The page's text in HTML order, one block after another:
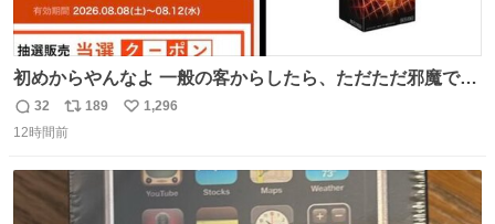
初めからやんなよ 一般の客からしたら、ただただ邪魔でし
かないのよ
返
信
32
リ
ポ
ト
数
189
い
1,296
12時間前